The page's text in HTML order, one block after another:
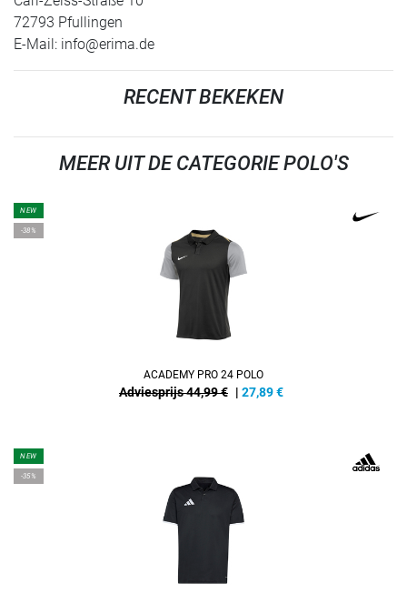
72793 Pfullingen
E-Mail: info@erima.de
RECENT BEKEKEN
MEER UIT DE CATEGORIE POLO'S
NEW
-38%
ACADEMY PRO 24 POLO
Adviesprijs 44,99 € | 27,89€
NEW
-35%